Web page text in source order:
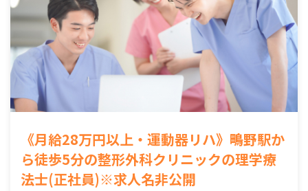
《月給28万円以上・運動器リハ》鴫野駅か
ら徒歩5分の整形外科クリニックの理学療
法士(正社員)※求人名非公開